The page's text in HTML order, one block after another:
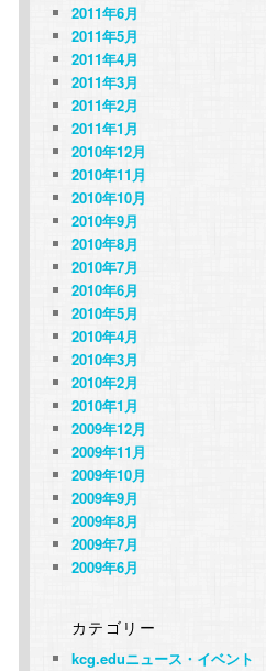
2011年6月
2011年5月
2011年4月
2011年3月
2011年2月
2011年1月
2010年12月
2010年11月
2010年10月
2010年9月
2010年8月
2010年7月
2010年6月
2010年5月
2010年4月
2010年3月
2010年2月
2010年1月
2009年12月
2009年11月
2009年10月
2009年9月
2009年8月
2009年7月
2009年6月
カテゴリー
kcg.eduニュース・イベント